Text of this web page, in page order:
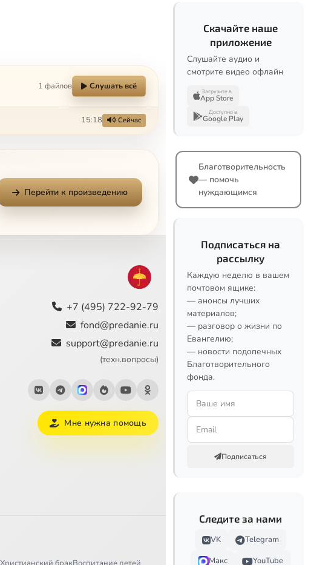
1 файлов Слушать всё
15:18 Сейчас
Перейти к произведению
+7 (495) 722-92-79
fond@predanie.ru
support@predanie.ru
(техн.вопросы)
Мне нужна помощь
Скачайте наше
приложение
Слушайте аудио и
смотрите видео офлайн
Загрузите в
App Store
Доступно в
Google Play
Благотворительность
— помочь
нуждающимся
Подписаться на
рассылку
Каждую неделю в вашем
почтовом ящике:
— анонсы лучших
материалов;
— разговор о жизни по
Евангелию;
— новости подопечных
Благотворительного
фонда.
Подписаться
Следите за нами
VK
Telegram
Макс
YouTube